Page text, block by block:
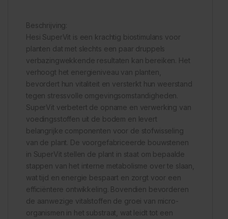
Beschrijving:
Hesi SuperVit is een krachtig biostimulans voor
planten dat met slechts een paar druppels
verbazingwekkende resultaten kan bereiken. Het
verhoogt het energieniveau van planten,
bevordert hun vitaliteit en versterkt hun weerstand
tegen stressvolle omgevingsomstandigheden.
SuperVit verbetert de opname en verwerking van
voedingsstoffen uit de bodem en levert
belangrijke componenten voor de stofwisseling
van de plant. De voorgefabriceerde bouwstenen
in SuperVit stellen de plant in staat om bepaalde
stappen van het interne metabolisme over te slaan,
wat tijd en energie bespaart en zorgt voor een
efficiëntere ontwikkeling. Bovendien bevorderen
de aanwezige vitalstoffen de groei van micro-
organismen in het substraat, wat leidt tot een